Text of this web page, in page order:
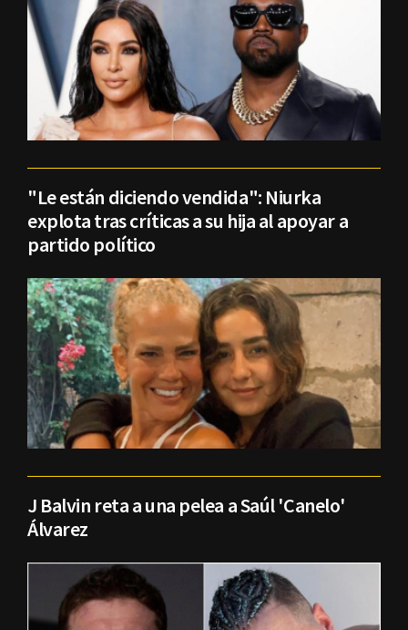
"Le están diciendo vendida": Niurka
explota tras críticas a su hija al apoyar a
partido político
J Balvin reta a una pelea a Saúl 'Canelo'
Álvarez